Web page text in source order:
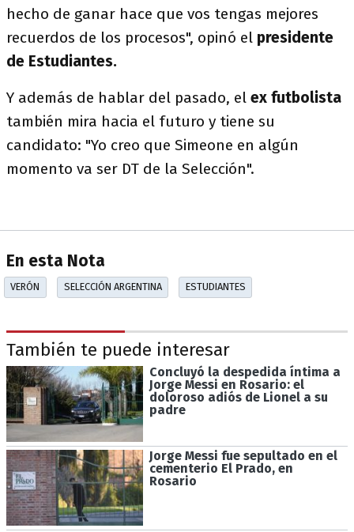
hecho de ganar hace que vos tengas mejores
recuerdos de los procesos", opinó el presidente
de Estudiantes.
Y además de hablar del pasado, el ex futbolista
también mira hacia el futuro y tiene su
candidato: "Yo creo que Simeone en algún
momento va ser DT de la Selección".
En esta Nota
VERÓN SELECCIÓN ARGENTINA ESTUDIANTES
También te puede interesar
Concluyó la despedida íntima a
Jorge Messi en Rosario: el
doloroso adiós de Lionel a su
padre
Jorge Messi fue sepultado en el
cementerio El Prado, en
Rosario